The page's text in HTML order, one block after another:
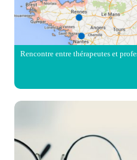
Rencontre entre thérapeutes et